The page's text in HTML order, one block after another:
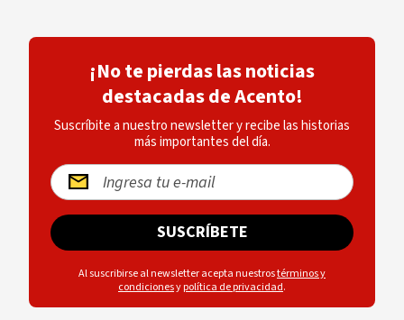
¡No te pierdas las noticias
destacadas de Acento!
Suscríbite a nuestro newsletter y recibe las historias
más importantes del día.
SUSCRÍBETE
Al suscribirse al newsletter acepta nuestrostérminos y
condicionesypolítica de privacidad.